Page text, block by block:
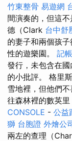
竹東整骨 易遊網
間演奏的，但這不
德（Clark 台中舒
的妻子和兩個孩
性的遊樂園。 記
發行，未包含在
的小批評。 格里
雪地裡，但他們
往森林裡的數英里
CONSOLE - 公益
獅 台胞證 外燴公
兩左的查理（